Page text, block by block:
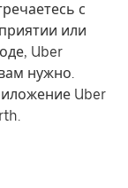
с
или
Uber
нужно.
Uber